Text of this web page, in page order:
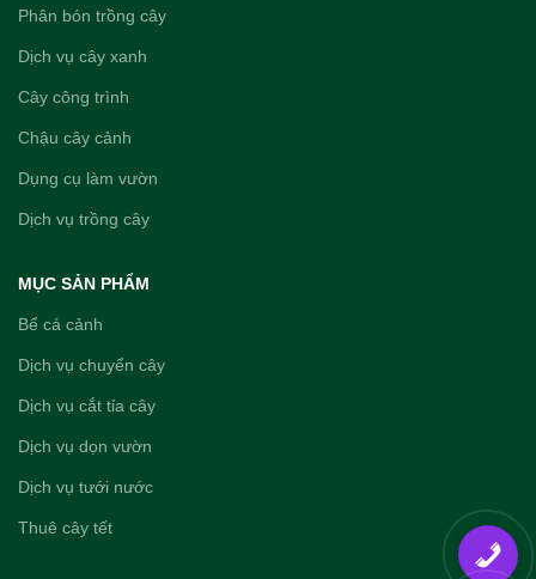
Phân bón trồng cây
Dịch vụ cây xanh
Cây công trình
Chậu cây cảnh
Dụng cụ làm vườn
Dịch vụ trồng cây
MỤC SẢN PHẨM
Bể cá cảnh
Dịch vụ chuyển cây
Dịch vụ cắt tỉa cây
Dịch vụ dọn vườn
Dịch vụ tưới nước
Thuê cây tết